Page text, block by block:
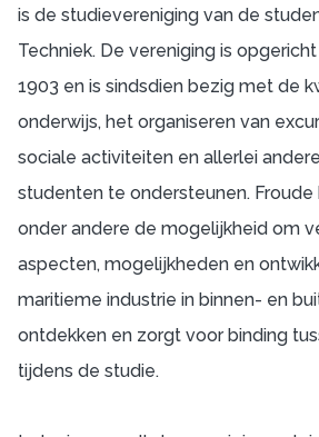
is de studievereniging van de
Techniek. De vereniging is
1903 en is sindsdien bezig met de
onderwijs, het organiseren van
sociale activiteiten en allerlei
studenten te ondersteunen.
onder andere de mogelijkheid om
aspecten, mogelijkheden en
maritieme industrie in binnen- en
ontdekken en zorgt voor binding
tijdens de studie.